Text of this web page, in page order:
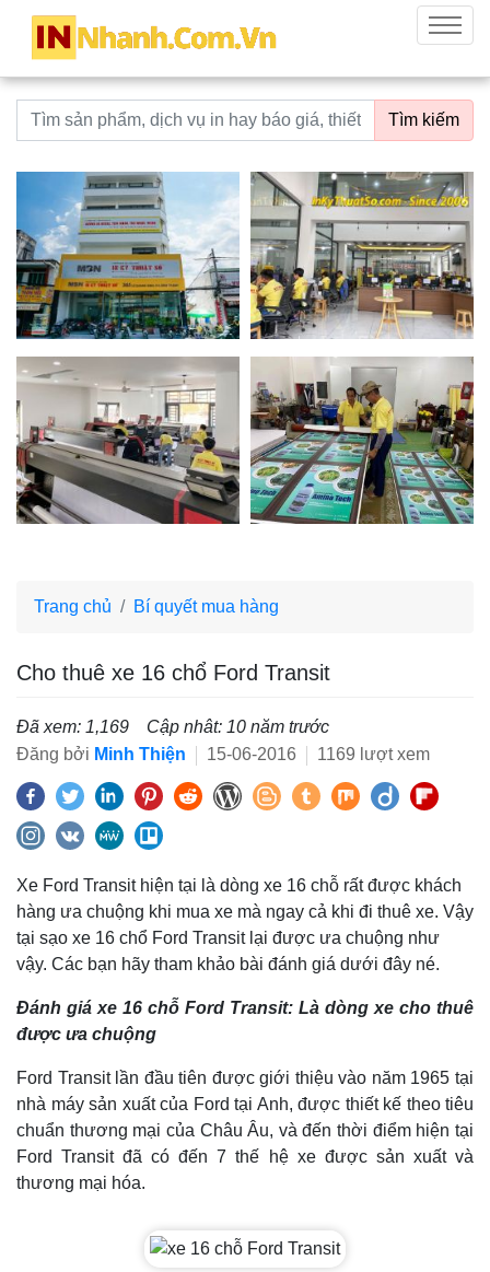
innhanh.com.vn
Menu
Từ khoá tìm kiếm Tìm kiếm
Trang chủ Bí quyết mua hàng
Cho thuê xe 16 chổ Ford Transit
Đã xem: 1,169
Cập nhât: 10 năm trước
Đăng bởi Minh Thiện 15-06-2016 1169 lượt xem
Xe Ford Transit hiện tại là dòng xe 16 chỗ rất được khách
hàng ưa chuộng khi mua xe mà ngay cả khi đi thuê xe. Vậy
tại sạo xe 16 chổ Ford Transit lại được ưa chuộng như
vậy. Các bạn hãy tham khảo bài đánh giá dưới đây né.
Đánh giá xe 16 chỗ Ford Transit: Là dòng xe cho thuê
được ưa chuộng
Ford Transit lần đầu tiên được giới thiệu vào năm 1965 tại
nhà máy sản xuất của Ford tại Anh, được thiết kế theo tiêu
chuẩn thương mại của Châu Âu, và đến thời điểm hiện tại
Ford Transit đã có đến 7 thế hệ xe được sản xuất và
thương mại hóa.